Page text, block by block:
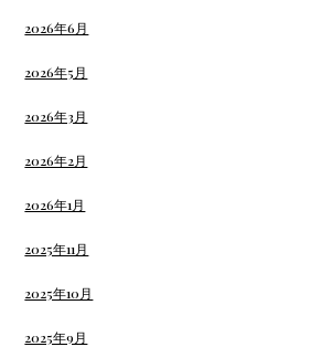
2026年6月
2026年5月
2026年3月
2026年2月
2026年1月
2025年11月
2025年10月
2025年9月